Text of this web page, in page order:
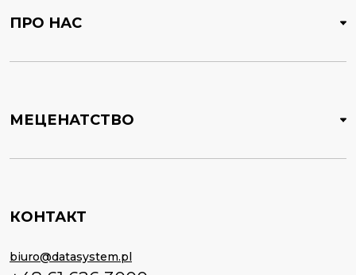
ПРО НАС
МЕЦЕНАТСТВО
КОНТАКТ
biuro@datasystem.pl